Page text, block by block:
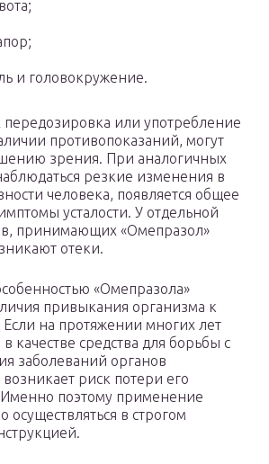
и головокружение.
передозировка или употребление
противопоказаний, могут
зрения. При аналогичных
резкие изменения в
человека, появляется общее
усталости. У отдельной
принимающих «Омепразол»
отеки.
«Омепразола»
привыкания организма к
Если на протяжении многих лет
в качестве средства для борьбы с
заболеваний органов
риск потери его
поэтому применение
осуществляться в строгом